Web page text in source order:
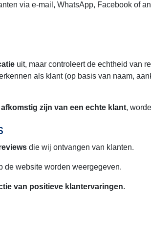
via e-mail, WhatsApp, Facebook of
uit, maar controleert de echtheid van
als klant (op basis van naam,
zijn van een echte klant,
die wij ontvangen van klanten.
de website worden weergegeven.
van positieve klantervaringen.